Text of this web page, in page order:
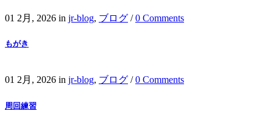
01 2月, 2026 in jr-blog, ブログ /0 Comments
もがき
01 2月, 2026 in jr-blog, ブログ /0 Comments
周回練習